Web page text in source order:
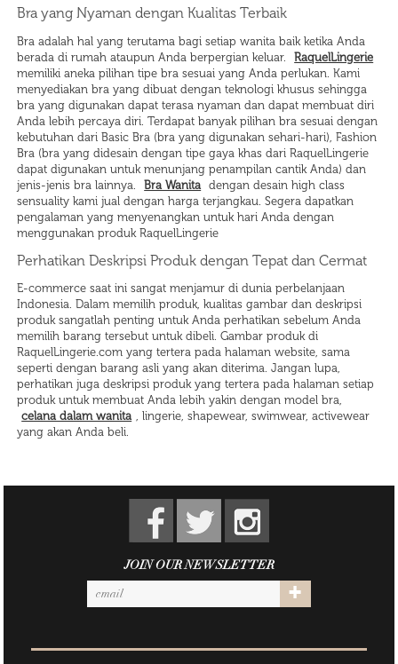
Bra yang Nyaman dengan Kualitas Terbaik
Bra adalah hal yang terutama bagi setiap wanita baik ketika Anda
berada di rumah ataupun Anda berpergian keluar.
RaquelLingerie
memiliki aneka pilihan tipe bra sesuai yang Anda perlukan. Kami
menyediakan bra yang dibuat dengan teknologi khusus sehingga
bra yang digunakan dapat terasa nyaman dan dapat membuat diri
Anda lebih percaya diri. Terdapat banyak pilihan bra sesuai dengan
kebutuhan dari Basic Bra (bra yang digunakan sehari-hari), Fashion
Bra (bra yang didesain dengan tipe gaya khas dari RaquelLingerie
dapat digunakan untuk menunjang penampilan cantik Anda) dan
jenis-jenis bra lainnya.
Bra Wanita dengan desain high class
sensuality kami jual dengan harga terjangkau. Segera dapatkan
pengalaman yang menyenangkan untuk hari Anda dengan
menggunakan produk RaquelLingerie
Perhatikan Deskripsi Produk dengan Tepat dan Cermat
E-commerce saat ini sangat menjamur di dunia perbelanjaan
Indonesia. Dalam memilih produk, kualitas gambar dan deskripsi
produk sangatlah penting untuk Anda perhatikan sebelum Anda
memilih barang tersebut untuk dibeli. Gambar produk di
RaquelLingerie.com yang tertera pada halaman website, sama
seperti dengan barang asli yang akan diterima. Jangan lupa,
perhatikan juga deskripsi produk yang tertera pada halaman setiap
produk untuk membuat Anda lebih yakin dengan model bra,
celana dalam wanita
, lingerie, shapewear, swimwear, activewear
yang akan Anda beli.
JOIN OUR NEWSLETTER